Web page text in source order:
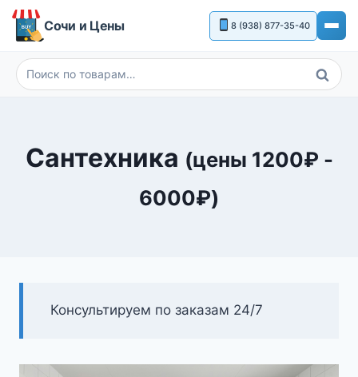
Перейти
Сочи и Цены 8 (938) 877-35-40
Искать:
Поиск
Сантехника (цены 1200₽ -
6000₽)
Консультируем по заказам 24/7